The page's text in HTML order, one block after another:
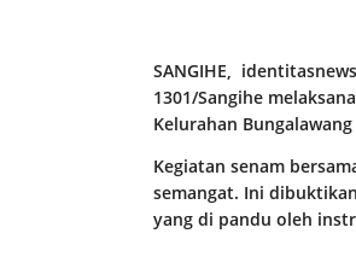
SANGIHE,
1301/Sangihe
Kelurahan
Kegiatan senam
semangat. Ini
yang di pandu oleh